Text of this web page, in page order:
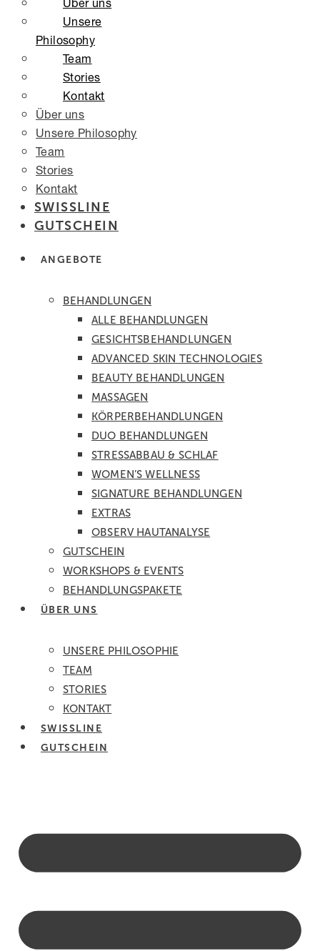
Über uns
Unsere
Philosophy
Team
Stories
Kontakt
Über uns
Unsere Philosophy
Team
Stories
Kontakt
SWISSLINE
GUTSCHEIN
ANGEBOTE
BEHANDLUNGEN
ALLE BEHANDLUNGEN
GESICHTS­BEHANDLUNGEN
ADVANCED SKIN TECHNOLOGIES
BEAUTY BEHANDLUNGEN
MASSAGEN
KÖRPER­BEHANDLUNGEN
DUO BEHANDLUNGEN
STRESSABBAU & SCHLAF
WOMEN’S WELLNESS
SIGNATURE BEHANDLUNGEN
EXTRAS
OBSERV HAUTANALYSE
GUTSCHEIN
WORKSHOPS & EVENTS
BEHANDLUNGSPAKETE
ÜBER UNS
UNSERE PHILOSOPHIE
TEAM
STORIES
KONTAKT
SWISSLINE
GUTSCHEIN